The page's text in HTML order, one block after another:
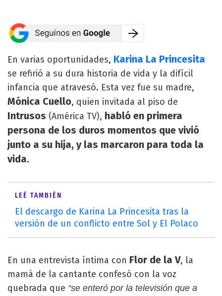
En varias oportunidades, Karina La Princesita
se refirió a su dura historia de vida y la difícil
infancia que atravesó. Esta vez fue su madre,
Mónica Cuello, quien invitada al piso de
Intrusos (América TV), habló en primera
persona de los duros momentos que vivió
junto a su hija, y las marcaron para toda la
vida.
LEÉ TAMBIÉN
El descargo de Karina La Princesita tras la
versión de un conflicto entre Sol y El Polaco
En una entrevista íntima con Flor de la V, la
mamá de la cantante confesó con la voz
quebrada que “se enteró por la televisión que a